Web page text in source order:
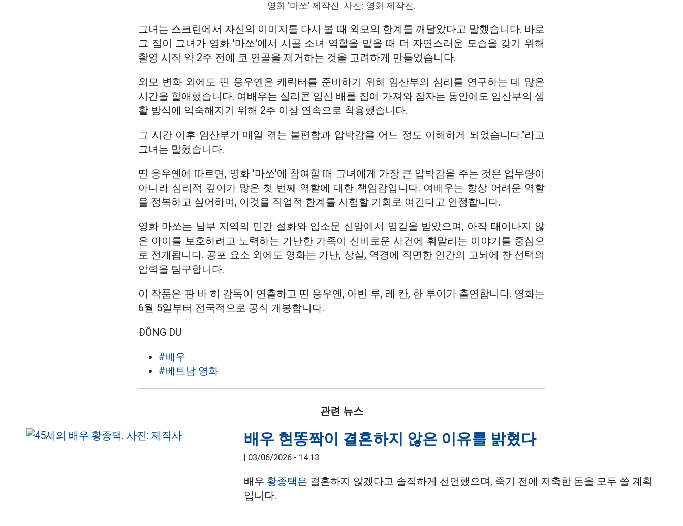
영화 '마쏘' 제작진. 사진: 영화 제작진.
그녀는 스크린에서 자신의 이미지를 다시 볼 때 외모의 한계를 깨달았다고 말했습니다. 바로
그 점이 그녀가 영화 '마쏘'에서 시골 소녀 역할을 맡을 때 더 자연스러운 모습을 갖기 위해
촬영 시작 약 2주 전에 코 연골을 제거하는 것을 고려하게 만들었습니다.
외모 변화 외에도 띤 응우옌은 캐릭터를 준비하기 위해 임산부의 심리를 연구하는 데 많은
시간을 할애했습니다. 여배우는 실리콘 임신 배를 집에 가져와 잠자는 동안에도 임산부의 생
활 방식에 익숙해지기 위해 2주 이상 연속으로 착용했습니다.
그 시간 이후 임산부가 매일 겪는 불편함과 압박감을 어느 정도 이해하게 되었습니다."라고
그녀는 말했습니다.
띤 응우옌에 따르면, 영화 '마쏘'에 참여할 때 그녀에게 가장 큰 압박감을 주는 것은 업무량이
아니라 심리적 깊이가 많은 첫 번째 역할에 대한 책임감입니다. 여배우는 항상 어려운 역할
을 정복하고 싶어하며, 이것을 직업적 한계를 시험할 기회로 여긴다고 인정합니다.
영화 마쏘는 남부 지역의 민간 설화와 입소문 신앙에서 영감을 받았으며, 아직 태어나지 않
은 아이를 보호하려고 노력하는 가난한 가족이 신비로운 사건에 휘말리는 이야기를 중심으
로 전개됩니다. 공포 요소 외에도 영화는 가난, 상실, 역경에 직면한 인간의 고뇌에 찬 선택의
압력을 탐구합니다.
이 작품은 판 바 히 감독이 연출하고 띤 응우옌, 아빈 루, 레 칸, 한 투이가 출연합니다. 영화는
6월 5일부터 전국적으로 공식 개봉합니다.
ĐÔNG DU
#배우
#베트남 영화
관련 뉴스
배우 현똥짝이 결혼하지 않은 이유를 밝혔다
03/06/2026 - 14:13
배우 황종택은 결혼하지 않겠다고 솔직하게 선언했으며, 죽기 전에 저축한 돈을 모두 쓸 계획
입니다.